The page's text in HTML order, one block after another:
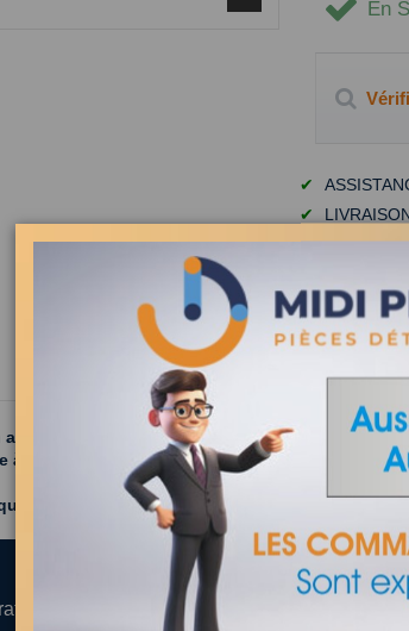
En
✔
✔
✔
une capacité de filtration de 0,5µ**.
eau réduit la teneur en chlore, les mauvaises
de l’eau.
externe WPRO - 484000008552